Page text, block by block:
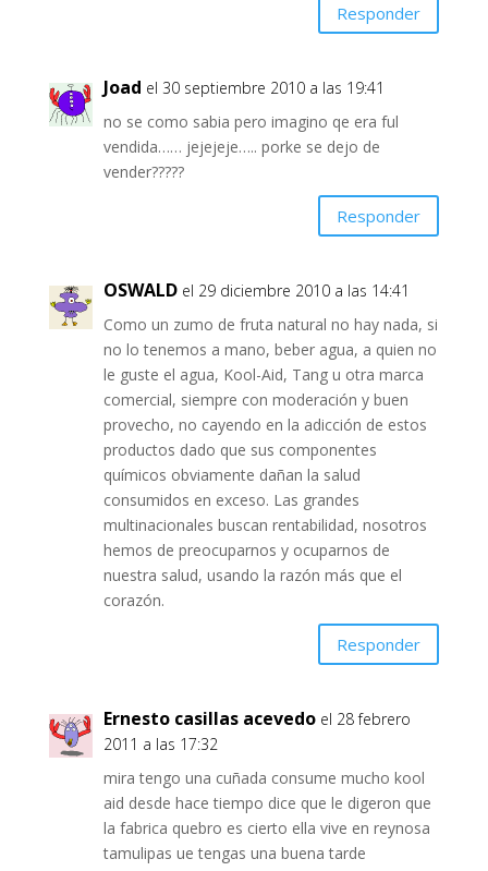
Responder
Joad el 30 septiembre 2010 a las 19:41
no se como sabia pero imagino qe era ful
vendida…… jejejeje….. porke se dejo de
vender?????
Responder
OSWALD el 29 diciembre 2010 a las 14:41
Como un zumo de fruta natural no hay nada, si
no lo tenemos a mano, beber agua, a quien no
le guste el agua, Kool-Aid, Tang u otra marca
comercial, siempre con moderación y buen
provecho, no cayendo en la adicción de estos
productos dado que sus componentes
químicos obviamente dañan la salud
consumidos en exceso. Las grandes
multinacionales buscan rentabilidad, nosotros
hemos de preocuparnos y ocuparnos de
nuestra salud, usando la razón más que el
corazón.
Responder
Ernesto casillas acevedo el 28 febrero
2011 a las 17:32
mira tengo una cuñada consume mucho kool
aid desde hace tiempo dice que le digeron que
la fabrica quebro es cierto ella vive en reynosa
tamulipas ue tengas una buena tarde